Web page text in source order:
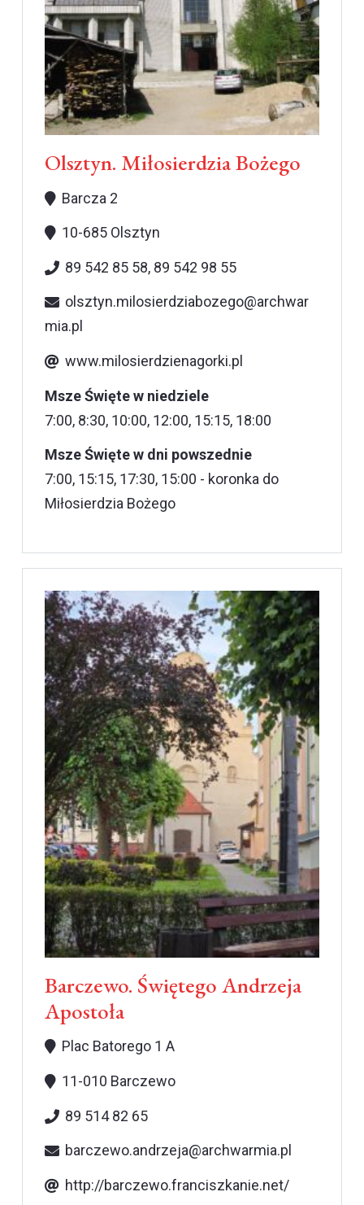
Olsztyn. Miłosierdzia Bożego
Barcza 2
10-685 Olsztyn
89 542 85 58, 89 542 98 55
olsztyn.milosierdziabozego@archwar
mia.pl
www.milosierdzienagorki.pl
Msze Święte w niedziele
7:00, 8:30, 10:00, 12:00, 15:15, 18:00
Msze Święte w dni powszednie
7:00, 15:15, 17:30, 15:00 - koronka do
Miłosierdzia Bożego
Barczewo. Świętego Andrzeja
Apostoła
Plac Batorego 1 A
11-010 Barczewo
89 514 82 65
barczewo.andrzeja@archwarmia.pl
http://barczewo.franciszkanie.net/